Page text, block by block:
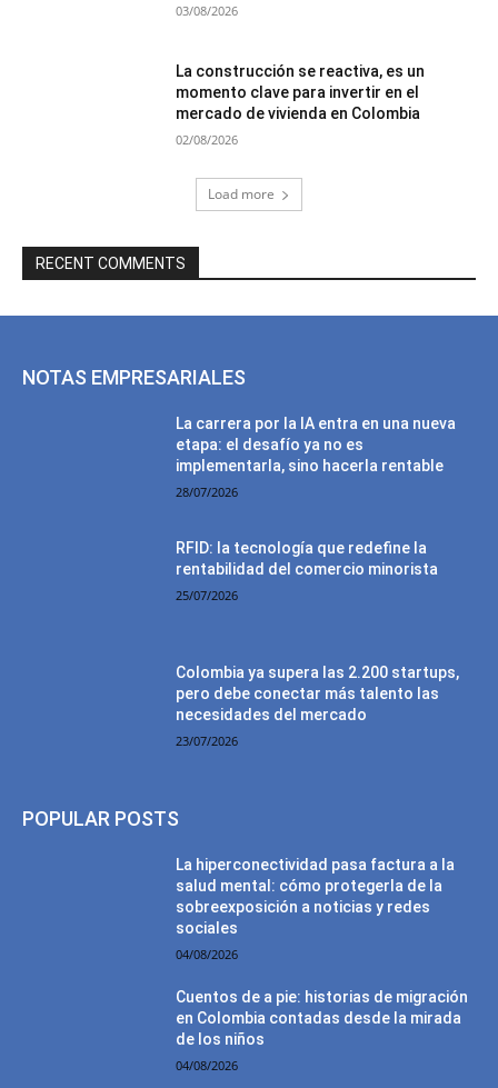
03/08/2026
La construcción se reactiva, es un
momento clave para invertir en el
mercado de vivienda en Colombia
02/08/2026
Load more
RECENT COMMENTS
NOTAS EMPRESARIALES
La carrera por la IA entra en una nueva
etapa: el desafío ya no es
implementarla, sino hacerla rentable
28/07/2026
RFID: la tecnología que redefine la
rentabilidad del comercio minorista
25/07/2026
Colombia ya supera las 2.200 startups,
pero debe conectar más talento las
necesidades del mercado
23/07/2026
POPULAR POSTS
La hiperconectividad pasa factura a la
salud mental: cómo protegerla de la
sobreexposición a noticias y redes
sociales
04/08/2026
Cuentos de a pie: historias de migración
en Colombia contadas desde la mirada
de los niños
04/08/2026